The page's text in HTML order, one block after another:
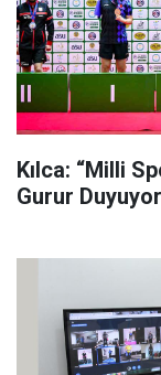
Kılca: “Milli
Gurur